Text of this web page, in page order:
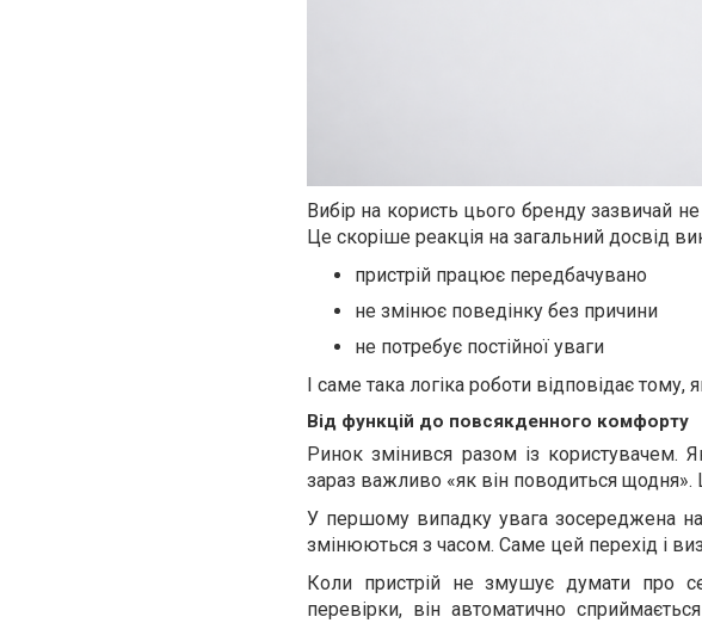
Вибір на користь цього бренду зазвичай
Це скоріше реакція на загальний досвід
пристрій працює передбачувано
не змінює поведінку без причини
не потребує постійної уваги
І саме така логіка роботи відповідає
Від функцій до повсякденного комфорту
Ринок змінився разом із користувачем.
зараз важливо «як він поводиться щодня».
У першому випадку увага зосереджена на
змінюються з часом. Саме цей перехід і
Коли пристрій не змушує думати про
перевірки, він автоматично